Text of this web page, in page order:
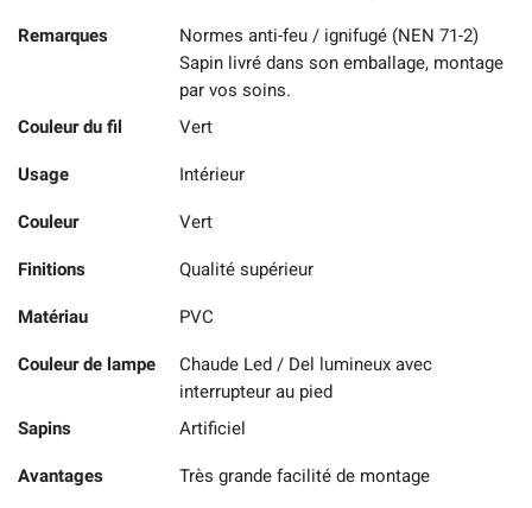
Remarques
Normes anti-feu / ignifugé (NEN 71-2)
Sapin livré dans son emballage, montage
par vos soins.
Couleur du fil
Vert
Usage Intérieur
Couleur Vert
Finitions Qualité supérieur
Matériau PVC
Couleur de lampe
Chaude Led / Del lumineux avec
interrupteur au pied
Sapins
Artificiel
Avantages Très grande facilité de montage